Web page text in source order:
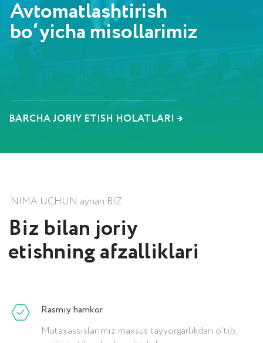
Rasmiy hamkor
Mutaxassislarimiz maxsus tayyorgarlikdan o‘tib,
iCORP professional
jamoasi
O‘zbekistonda